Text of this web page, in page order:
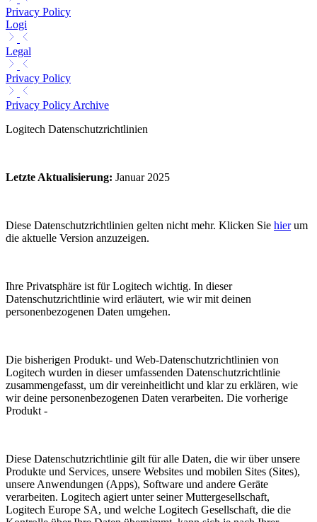
Privacy Policy
Logi
Legal
Privacy Policy
Privacy Policy Archive
Logitech Datenschutzrichtlinien
Letzte Aktualisierung: Januar 2025
Diese Datenschutzrichtlinien gelten nicht mehr. Klicken Sie hierum
die aktuelle Version anzuzeigen.
Ihre Privatsphäre ist für Logitech wichtig. In dieser
Datenschutzrichtlinie wird erläutert, wie wir mit deinen
personenbezogenen Daten umgehen.
Die bisherigen Produkt- und Web-Datenschutzrichtlinien von
Logitech wurden in dieser umfassenden Datenschutzrichtlinie
zusammengefasst, um dir vereinheitlicht und klar zu erklären, wie
wir deine personenbezogenen Daten verarbeiten. Die vorherige
Produkt -
Diese Datenschutzrichtlinie gilt für alle Daten, die wir über unsere
Produkte und Services, unsere Websites und mobilen Sites (Sites),
unsere Anwendungen (Apps), Software und andere Geräte
verarbeiten. Logitech agiert unter seiner Muttergesellschaft,
Logitech Europe SA, und welche Logitech Gesellschaft, die die